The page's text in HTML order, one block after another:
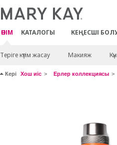
ӨНІМ КАТАЛОГЫ КЕҢЕСШІ
Теріге күтім жасау Макияж
Кері Хош иіс Ерлер коллекциясы